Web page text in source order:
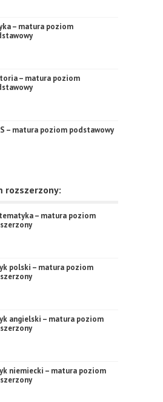
– matura poziom
– matura poziom
– matura poziom podstawowy
rozszerzony:
– matura poziom
polski – matura poziom
angielski – matura poziom
niemiecki – matura poziom